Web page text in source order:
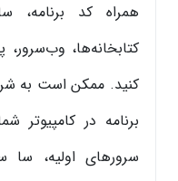
همراه کد برنامه،
کتابخانه‌ها، وب‌سرور،
کنید. ممکن است به
برنامه در کامپیوتر
سرورهای اولیه، سا